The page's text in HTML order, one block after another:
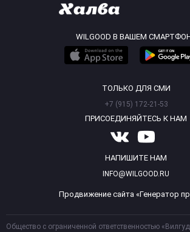
WILGOOD В ВАШЕМ
ТОЛЬКО ДЛЯ СМИ
+7 (915) 172-21-53
ПРИСОЕДИНЯЙТЕСЬ К НАМ
НАПИШИТЕ НАМ
INFO@WILGOOD.RU
Продвижение сайта «Генератор
Общество с ограниченной ответственностью